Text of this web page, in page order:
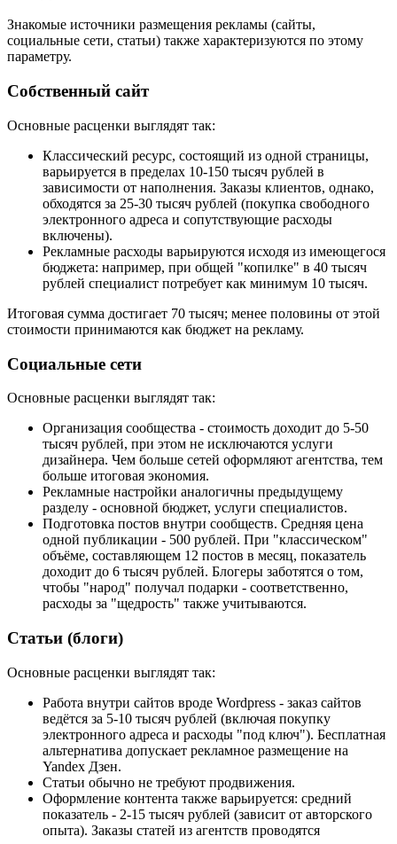
Знакомые источники размещения рекламы (сайты,
социальные сети, статьи) также характеризуются по этому
параметру.
Собственный сайт
Основные расценки выглядят так:
Классический ресурс, состоящий из одной страницы,
варьируется в пределах 10-150 тысяч рублей в
зависимости от наполнения. Заказы клиентов, однако,
обходятся за 25-30 тысяч рублей (покупка свободного
электронного адреса и сопутствующие расходы
включены).
Рекламные расходы варьируются исходя из имеющегося
бюджета: например, при общей "копилке" в 40 тысяч
рублей специалист потребует как минимум 10 тысяч.
Итоговая сумма достигает 70 тысяч; менее половины от этой
стоимости принимаются как бюджет на рекламу.
Социальные сети
Основные расценки выглядят так:
Организация сообщества - стоимость доходит до 5-50
тысяч рублей, при этом не исключаются услуги
дизайнера. Чем больше сетей оформляют агентства, тем
больше итоговая экономия.
Рекламные настройки аналогичны предыдущему
разделу - основной бюджет, услуги специалистов.
Подготовка постов внутри сообществ. Средняя цена
одной публикации - 500 рублей. При "классическом"
объёме, составляющем 12 постов в месяц, показатель
доходит до 6 тысяч рублей. Блогеры заботятся о том,
чтобы "народ" получал подарки - соответственно,
расходы за "щедрость" также учитываются.
Статьи (блоги)
Основные расценки выглядят так:
Работа внутри сайтов вроде Wordpress - заказ сайтов
ведётся за 5-10 тысяч рублей (включая покупку
электронного адреса и расходы "под ключ"). Бесплатная
альтернатива допускает рекламное размещение на
Yandex Дзен.
Статьи обычно не требуют продвижения.
Оформление контента также варьируется: средний
показатель - 2-15 тысяч рублей (зависит от авторского
опыта). Заказы статей из агентств проводятся